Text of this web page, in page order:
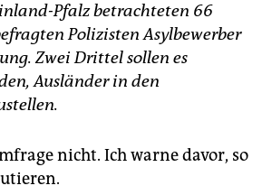
Pfalz betrachteten 66
Polizisten Asylbewerber
Zwei Drittel sollen es
Ausländer in den
nicht. Ich warne davor, so